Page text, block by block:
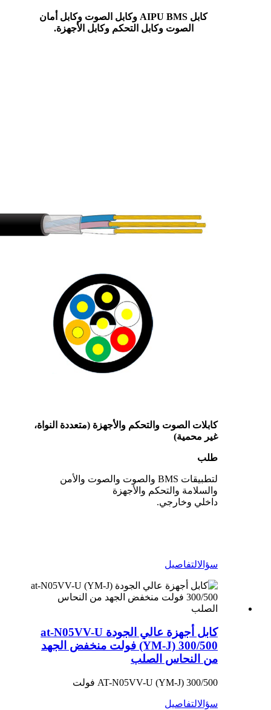
كابل AIPU BMS وكابل الصوت وكابل أمان
الصوت وكابل التحكم وكابل الأجهزة.
كابلات الصوت والتحكم والأجهزة (متعددة النواة،
غير محمية)
طلب
لتطبيقات BMS والصوت والصوت والأمن
والسلامة والتحكم والأجهزة
داخلي وخارجي.
سؤالالتفاصيل
كابل أجهزة عالي الجودة at-N05VV-U
(YM-J) 300/500 فولت منخفض الجهد
من النحاس الصلب
AT-N05VV-U (YM-J) 300/500 فولت
سؤالالتفاصيل